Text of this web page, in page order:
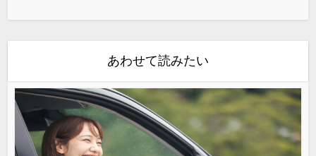
あわせて読みたい